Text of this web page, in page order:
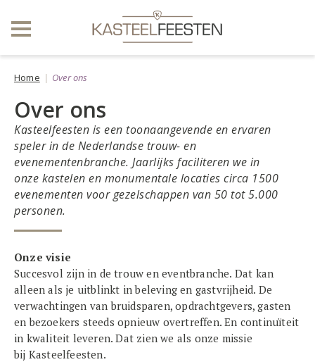
Home Over ons
Over ons
Kasteelfeesten is een toonaangevende en ervaren
speler in de Nederlandse trouw- en
evenementenbranche. Jaarlijks faciliteren we in
onze kastelen en monumentale locaties circa 1500
evenementen voor gezelschappen van 50 tot 5.000
personen.
Onze visie
Succesvol zijn in de trouw en eventbranche. Dat kan
alleen als je uitblinkt in beleving en gastvrijheid. De
verwachtingen van bruidsparen, opdrachtgevers, gasten
en bezoekers steeds opnieuw overtreffen. En continuïteit
in kwaliteit leveren. Dat zien we als onze missie
bij Kasteelfeesten.